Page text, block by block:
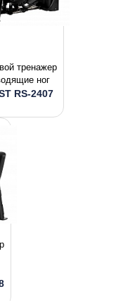
тренажер
ног
RS-2407